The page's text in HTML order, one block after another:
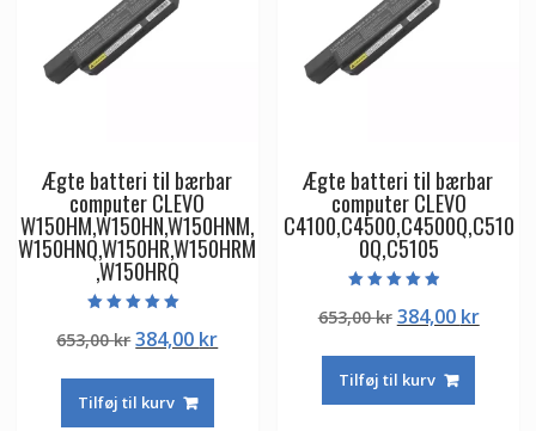
Ægte batteri til bærbar
computer CLEVO
W150HM,W150HN,W150HNM,
W150HNQ,W150HR,W150HRM
,W150HRQ
5.00
ud af 5
653,00krDen
pris
var:
384,00 krDen
Tilføj til kurv
Ægte batteri til bærbar
computer CLEVO
C4100,C4500,C4500Q,C510
0Q,C5105
4.50
ud af 5
653,00kr Den
pris
var:
384,00 krDen
Tilføj til kurv